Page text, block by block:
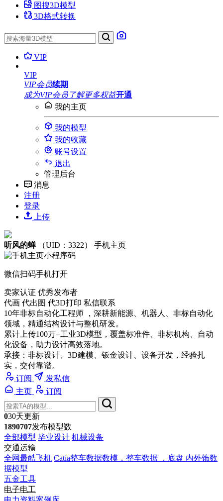
图搜3D模型
3D格式转换
VIP
VIP
VIP会员续期
成为VIP会员 了解更多权益开通
我的主页
我的模型
我的收藏
账号设置
退出
管理后台
消息
注册
登录
上传
听风的蝉 （UID：3322） 手机主页
微信扫码手机打开
卖家认证 优秀发布者
代画 代出图 代3D打印 私信联系
10年非标自动化工程师 ，深耕新能源、机器人、非标自动化
领域，精通结构设计与整机研发。
累计上传100万+工业3D模型，覆盖标准件、非标机构、自动
化设备，助力设计高效落地。
承接：非标设计、3D建模、钣金设计、设备开发，经验扎
实，交付靠谱。
订阅
发私信
主页
订阅
030天更新
1890707发布模型数
全部模型 毕业设计 机械设备
交通运输
全网最酷飞机 Catia整车数据数模，整车数据 ，底盘 内外饰数
据模型
五金工具
电子电工